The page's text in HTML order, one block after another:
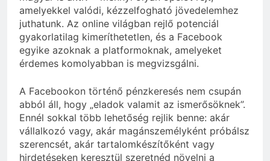
amelyekkel valódi, kézzelfogható jövedelemhez
juthatunk. Az online világban rejlő potenciál
gyakorlatilag kimeríthetetlen, és a Facebook
egyike azoknak a platformoknak, amelyeket
érdemes komolyabban is megvizsgálni.
A Facebookon történő pénzkeresés nem csupán
abból áll, hogy „eladok valamit az ismerősöknek”.
Ennél sokkal több lehetőség rejlik benne: akár
vállalkozó vagy, akár magánszemélyként próbálsz
szerencsét, akár tartalomkészítőként vagy
hirdetéseken keresztül szeretnéd növelni a